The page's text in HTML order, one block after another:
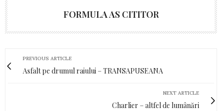
FORMULA AS CITITOR
PREVIOUS ARTICLE
Asfalt pe drumul raiului – TRANSAPUSEANA
NEXT ARTICLE
Charlier – altfel de lumânări